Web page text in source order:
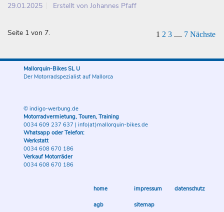
29.01.2025 Erstellt von Johannes Pfaff
Seite 1 von 7. 1 2 3 .... 7 Nächste
Mallorquin-Bikes SL U
Der Motorradspezialist auf Mallorca
© indigo-werbung.de
Motorradvermietung, Touren, Training
0034 609 237 637 | info(at)mallorquin-bikes.de
Whatsapp oder Telefon:
Werkstatt
0034 608 670 186
Verkauf Motorräder
0034 608 670 186
home impressum datenschutz
agb sitemap